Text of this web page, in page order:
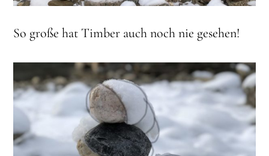
So große hat Timber auch noch nie gesehen!